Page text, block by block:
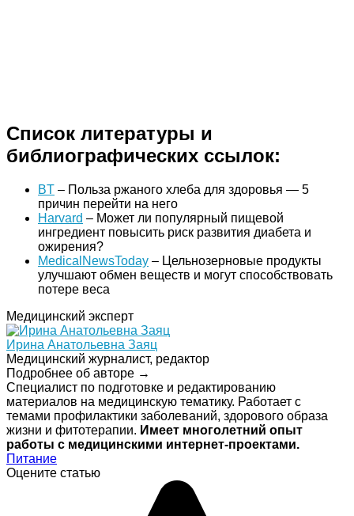
Список литературы и
библиографических ссылок:
BT – Польза ржаного хлеба для здоровья — 5
причин перейти на него
Harvard – Может ли популярный пищевой
ингредиент повысить риск развития диабета и
ожирения?
MedicalNewsToday – Цельнозерновые продукты
улучшают обмен веществ и могут способствовать
потере веса
Медицинский эксперт
Ирина Анатольевна Заяц
Медицинский журналист, редактор
Подробнее об авторе →
Специалист по подготовке и редактированию
материалов на медицинскую тематику. Работает с
темами профилактики заболеваний, здорового образа
жизни и фитотерапии. Имеет многолетний опыт
работы с медицинскими интернет-проектами.
Питание
Оцените статью